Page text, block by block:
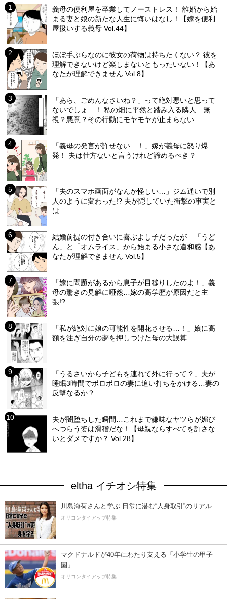
義母の便利屋を卒業してノーストレス！ 離婚から始
まる妻と娘の新たな人生に悔いはなし！【嫁を便利
屋扱いする義母 Vol.44】
ほぼ手ぶらなのに彼女の荷物は持ちたくない？ 彼を
理解できないけど楽しまないともったいない！【あ
なたが理解できません Vol.8】
「あら、ごめんなさいね？」って絶対悪いと思って
ないでしょ…！ 私の畑に平然と踏み入る隣人…無
視？悪意？その行動にモヤモヤが止まらない
「義母の発言が許せない…！」嫁が義母に怒り爆
発！ 夫は仕方ないと言うけれど諦めるべき？
「夫のスマホ画面がなんか怪しい…」ジム通いで別
人のように変わった!? 夫が隠していた衝撃の事実と
は
結婚前提の付き合いに喜ぶよし子だったが…「うど
ん」と「オムライス」から始まる小さな違和感【あ
なたが理解できません Vol.5】
「嫁に問題があるから息子が目移りしたのよ！」義
母の驚きの見解に唖然…嫁の高学歴が原因だと主
張!?
「私が絶対に娘の可能性を開花させる…！」娘に高
額を注ぎ自分の夢を押しつけた母の大誤算
「うるさいから子どもを連れて外に行って？」夫が
睡眠3時間でボロボロの妻に追い打ちをかける…妻の
反撃なるか？
夫が闇堕ちした瞬間…これまで嫌味なヤツらが媚び
へつらう姿は滑稽だな！【母親ならすべてを許さな
いとダメですか？ Vol.28】
eltha イチオシ特集
川島海荷さんと学ぶ 日常に潜む“人身取引”のリアル
オリコンタイアップ特集
マクドナルドが40年にわたり支える「小学生の甲子
園」
オリコンタイアップ特集